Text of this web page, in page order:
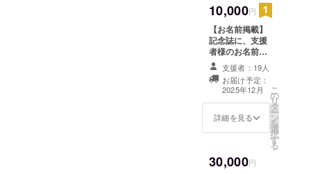
【チケット】 第
50回定期発表会
チケット １枚
※詳細については
下記の通りとな
ります。 ・日
時：令和7年12
月27日（土曜
日）14:00-
関市文化会館
〒501-3232 ・
す。直接現地に
10,000円
【お名前掲載】
記念誌に、支援
者様のお名前を
掲載します。 ※
必ず備考欄に希
望されるお名前
をご記入くださ
い。 ※お名前の
掲載を希望され
【チケット】 第
支援者：19人
お届け予定：
2025年12月
詳細を見る
こ
の
リ
タ
ー
ン
を
選
択
す
る
30,000円